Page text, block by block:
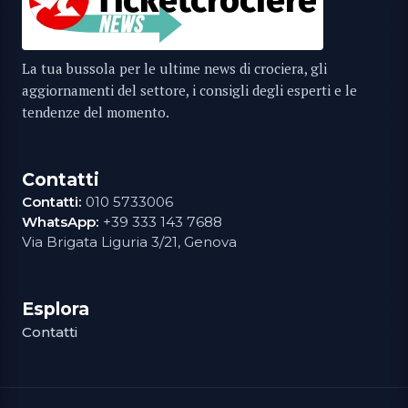
La tua bussola per le ultime news di crociera, gli
aggiornamenti del settore, i consigli degli esperti e le
tendenze del momento.
Contatti
Contatti: 010 5733006
WhatsApp: +39 333 143 7688
Via Brigata Liguria 3/21, Genova
Esplora
Contatti